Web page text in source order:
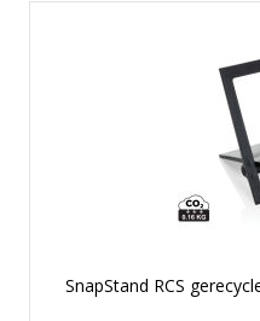
SnapStand RCS